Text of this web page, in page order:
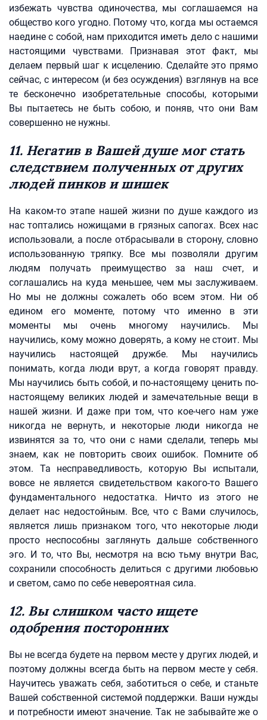
избежать чувства одиночества, мы соглашаемся на
общество кого угодно. Потому что, когда мы остаемся
наедине с собой, нам приходится иметь дело с нашими
настоящими чувствами. Признавая этот факт, мы
делаем первый шаг к исцелению. Сделайте это прямо
сейчас, с интересом (и без осуждения) взглянув на все
те бесконечно изобретательные способы, которыми
Вы пытаетесь не быть собою, и поняв, что они Вам
совершенно не нужны.
11. Негатив в Вашей душе мог стать
следствием полученных от других
людей пинков и шишек
На каком-то этапе нашей жизни по душе каждого из
нас топтались ножищами в грязных сапогах. Всех нас
использовали, а после отбрасывали в сторону, словно
использованную тряпку. Все мы позволяли другим
людям получать преимущество за наш счет, и
соглашались на куда меньшее, чем мы заслуживаем.
Но мы не должны сожалеть обо всем этом. Ни об
едином его моменте, потому что именно в эти
моменты мы очень многому научились. Мы
научились, кому можно доверять, а кому не стоит. Мы
научились настоящей дружбе. Мы научились
понимать, когда люди врут, а когда говорят правду.
Мы научились быть собой, и по-настоящему ценить по-
настоящему великих людей и замечательные вещи в
нашей жизни. И даже при том, что кое-чего нам уже
никогда не вернуть, и некоторые люди никогда не
извинятся за то, что они с нами сделали, теперь мы
знаем, как не повторить своих ошибок. Помните об
этом. Та несправедливость, которую Вы испытали,
вовсе не является свидетельством какого-то Вашего
фундаментального недостатка. Ничто из этого не
делает нас недостойным. Все, что с Вами случилось,
является лишь признаком того, что некоторые люди
просто неспособны заглянуть дальше собственного
эго. И то, что Вы, несмотря на всю тьму внутри Вас,
сохранили способность делиться с другими любовью
и светом, само по себе невероятная сила.
12. Вы слишком часто ищете
одобрения посторонних
Вы не всегда будете на первом месте у других людей, и
поэтому должны всегда быть на первом месте у себя.
Научитесь уважать себя, заботиться о себе, и станьте
Вашей собственной системой поддержки. Ваши нужды
и потребности имеют значение. Так не забывайте же о